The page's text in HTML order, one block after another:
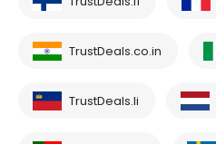
TrustDeals.co.in
TrustDeals.li